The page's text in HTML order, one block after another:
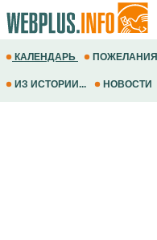
КАЛЕНДАРЬ ПОЖЕЛАНИЯ
ИЗ ИСТОРИИ... НОВОСТИ